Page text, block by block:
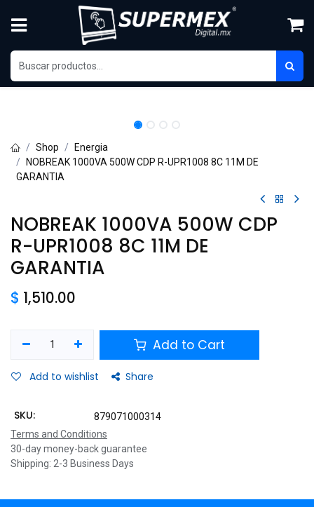
Shop
Energia
NOBREAK 1000VA 500W CDP R-UPR1008 8C 11M DE
GARANTIA
NOBREAK 1000VA 500W CDP
R-UPR1008 8C 11M DE
GARANTIA
$ 1,510.00
Add to Cart
Add to wishlist Share
SKU:
879071000314
Terms and Conditions
30-day money-back guarantee
Shipping: 2-3 Business Days